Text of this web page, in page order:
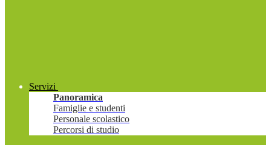
Servizi
Panoramica
Famiglie e studenti
Personale scolastico
Percorsi di studio